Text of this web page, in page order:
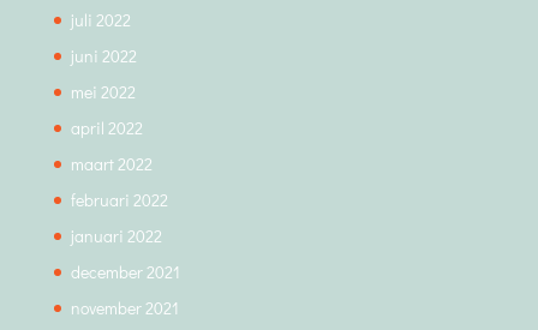
juli 2022
juni 2022
mei 2022
april 2022
maart 2022
februari 2022
januari 2022
december 2021
november 2021